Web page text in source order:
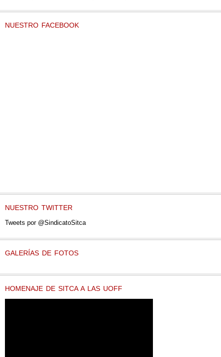
NUESTRO FACEBOOK
NUESTRO TWITTER
Tweets por @SindicatoSitca
GALERÍAS DE FOTOS